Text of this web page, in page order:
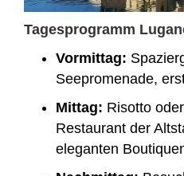
Tagesprogramm
Vormittag:
Seepromenade,
Mittag: Risotto
Restaurant der
eleganten